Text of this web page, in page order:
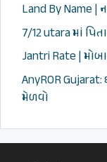
Land By Name |
7/12 utara માં
Jantri Rate |
AnyROR
મેળવો